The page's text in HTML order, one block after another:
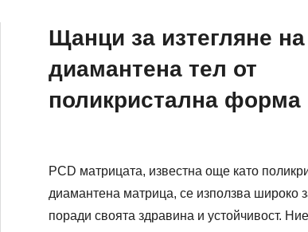
Щанци за изтегляне на
диамантена тел от
поликристална форма
PCD матрицата, известна още като
диамантена матрица, се използва широко
поради своята здравина и устойчивост.